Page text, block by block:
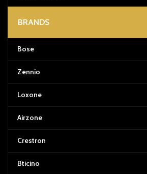
BRANDS
Bose
Zennio
Loxone
Airzone
Crestron
Bticino